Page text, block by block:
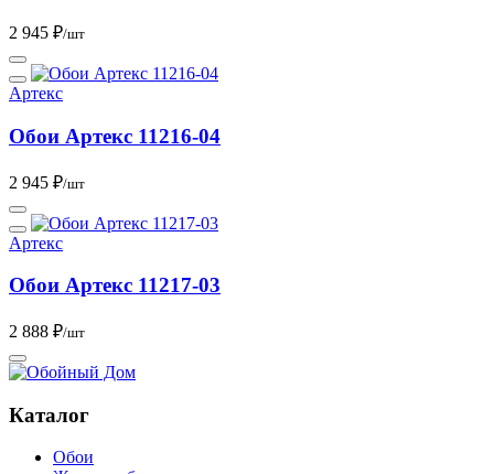
2 945 ₽/шт
Артекс
Обои Артекс 11216-04
2 945 ₽/шт
Артекс
Обои Артекс 11217-03
2 888 ₽/шт
Каталог
Обои